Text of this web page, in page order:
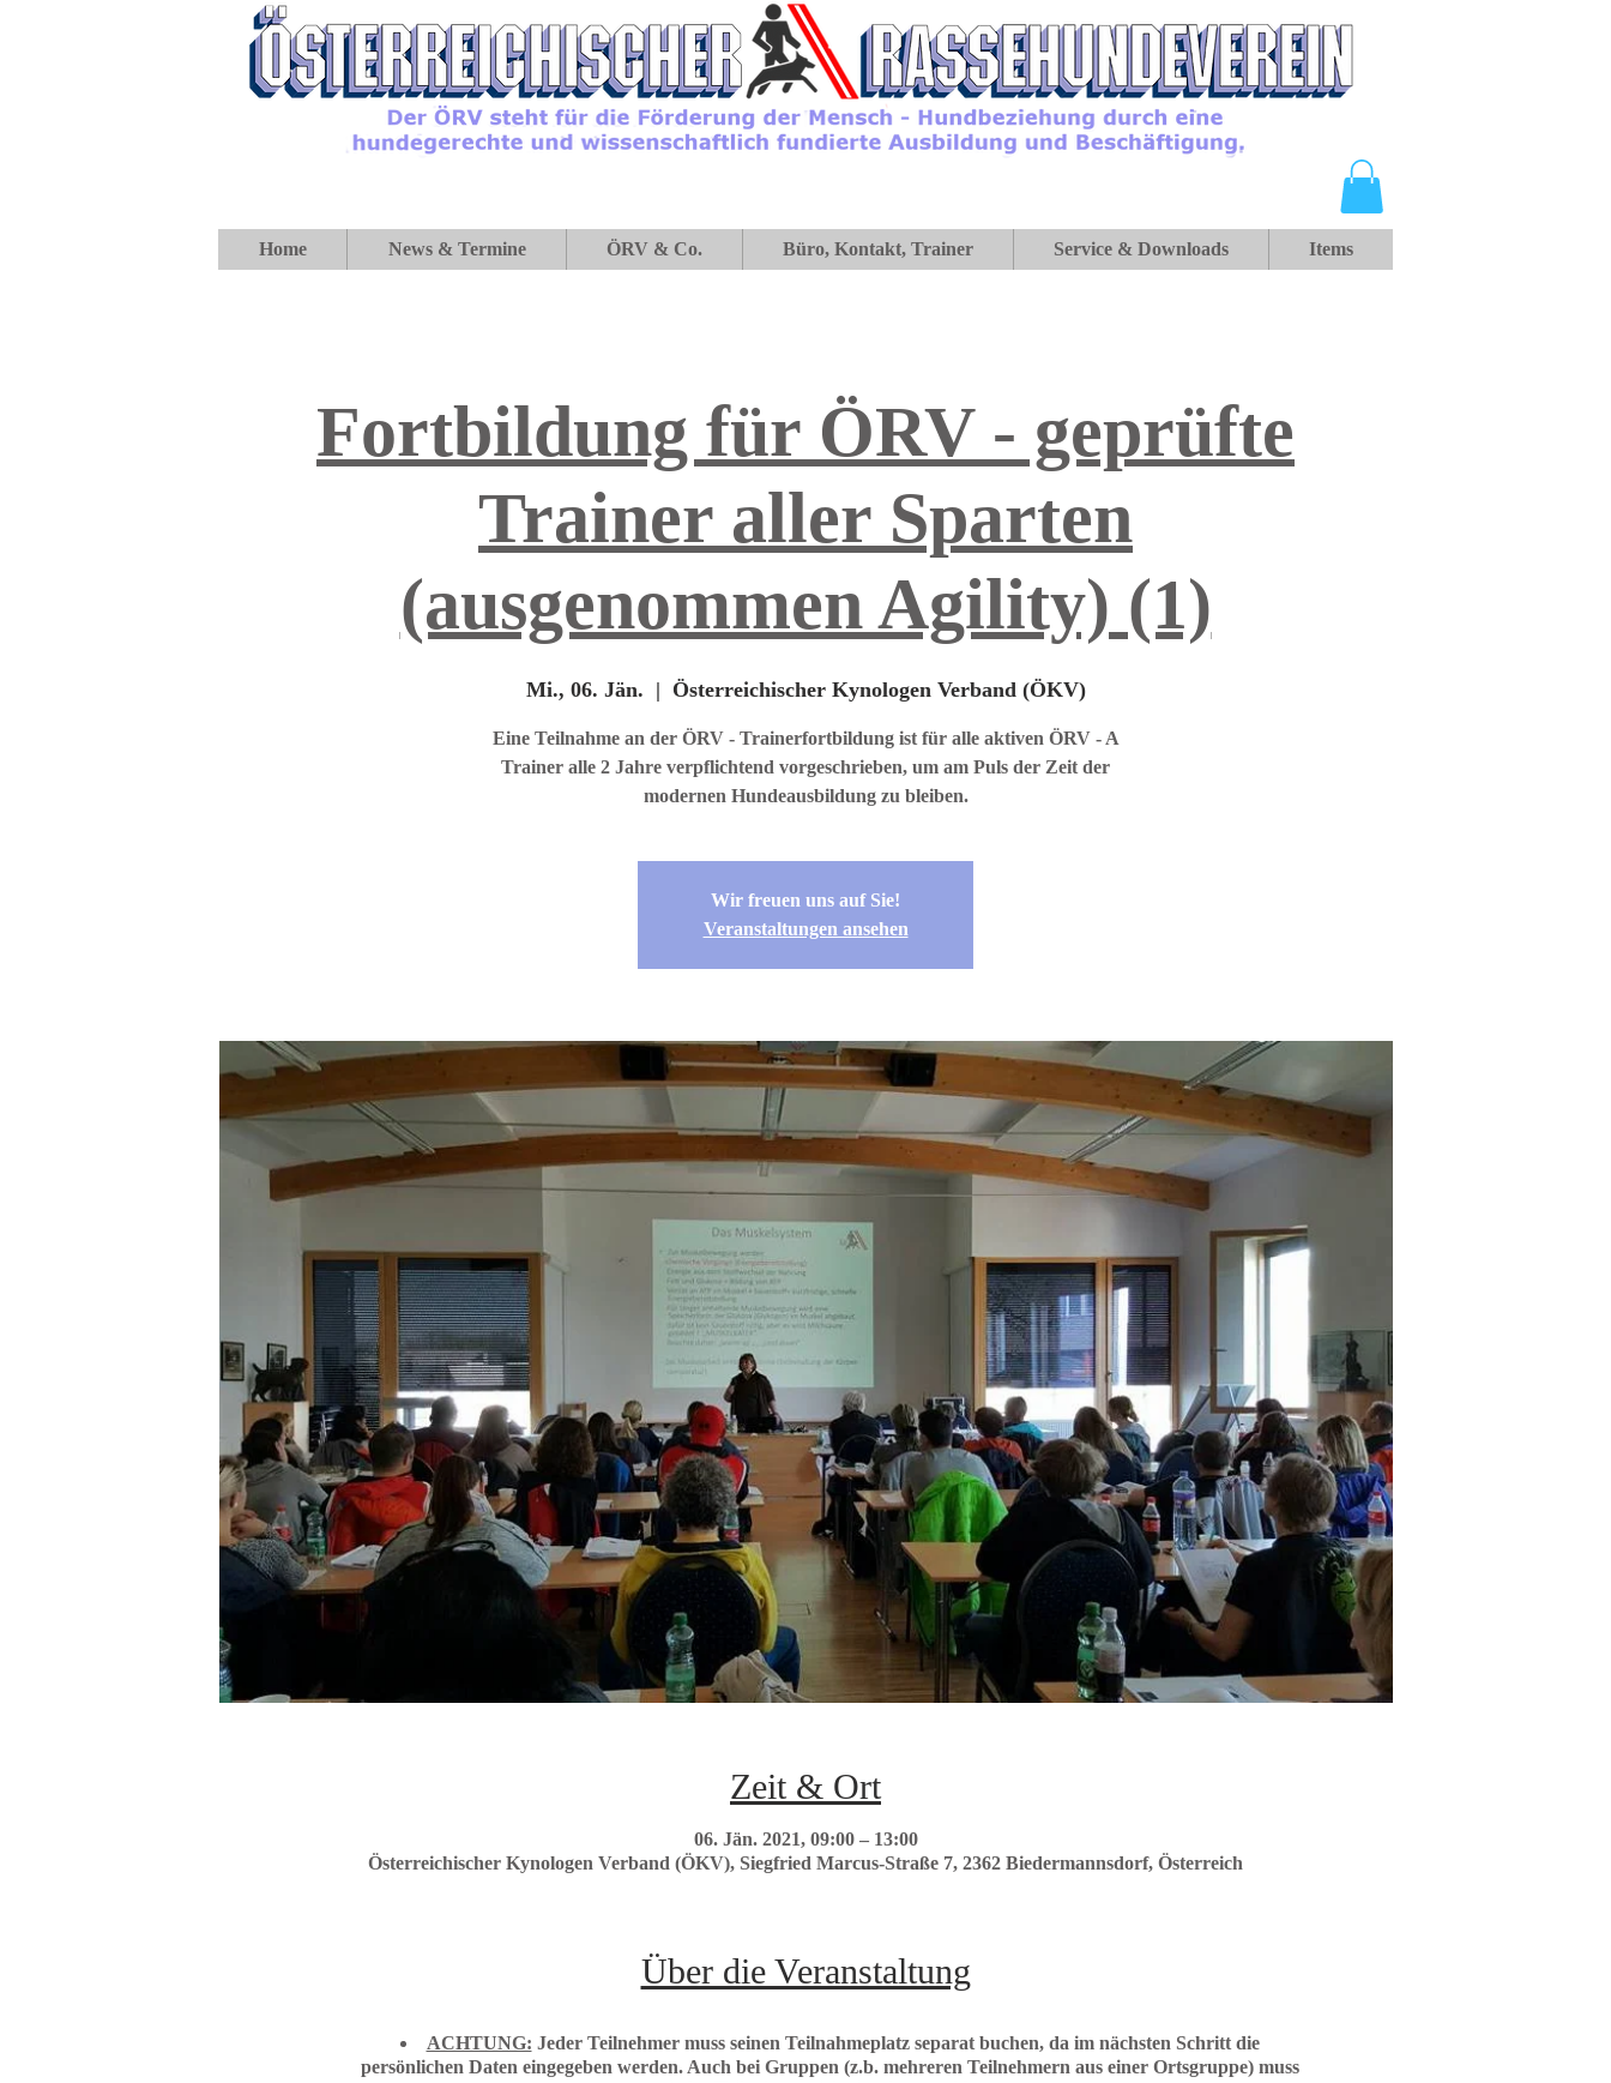
Fortbildung für ÖRV - geprüfte
Trainer aller Sparten
(ausgenommen Agility) (1)
Mi., 06. Jän.
  |
Österreichischer Kynologen Verband (ÖKV)
Eine Teilnahme an der ÖRV - Trainerfortbildung ist für alle aktiven ÖRV - A
Trainer alle 2 Jahre verpflichtend vorgeschrieben, um am Puls der Zeit der
modernen Hundeausbildung zu bleiben.
Wir freuen uns auf Sie!
Veranstaltungen ansehen
Zeit & Ort
06. Jän. 2021, 09:00 – 13:00
Österreichischer Kynologen Verband (ÖKV), Siegfried Marcus-Straße 7, 2362 Biedermannsdorf, Österreich
Über die Veranstaltung
ACHTUNG: Jeder Teilnehmer muss seinen Teilnahmeplatz separat buchen, da im nächsten Schritt die
persönlichen Daten eingegeben werden.Auch bei Gruppen (z.b. mehreren Teilnehmern aus einer Ortsgruppe) muss
Home News & Termine ÖRV & Co. Büro, Kontakt, Trainer Service & Downloads Items